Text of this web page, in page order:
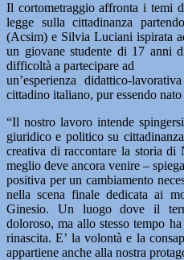
Il cortometraggio affronta i temi
legge sulla cittadinanza
(Acsim) e Silvia Luciani ispirata
un giovane studente di 17 anni
difficoltà a partecipare ad
un’esperienza didattico-
cittadino italiano, pur essendo
“Il nostro lavoro intende
giuridico e politico su
creativa di raccontare la storia
meglio deve ancora venire –
positiva per un cambiamento
nella scena finale dedicata ai
Ginesio. Un luogo dove il
doloroso, ma allo stesso tempo
rinascita. E’ la volontà e la
appartiene anche alla nostra